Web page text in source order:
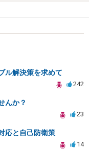
ル解決策を求めて
242
んか？
23
応と自己防衛策
14